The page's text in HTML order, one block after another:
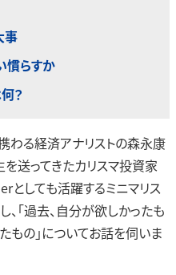
事
慣らすか
？
わる経済アナリストの森永康
送ってきたカリスマ投資家
としても活躍するミニマリス
「過去、自分が欲しかったも
もの」についてお話を伺いま